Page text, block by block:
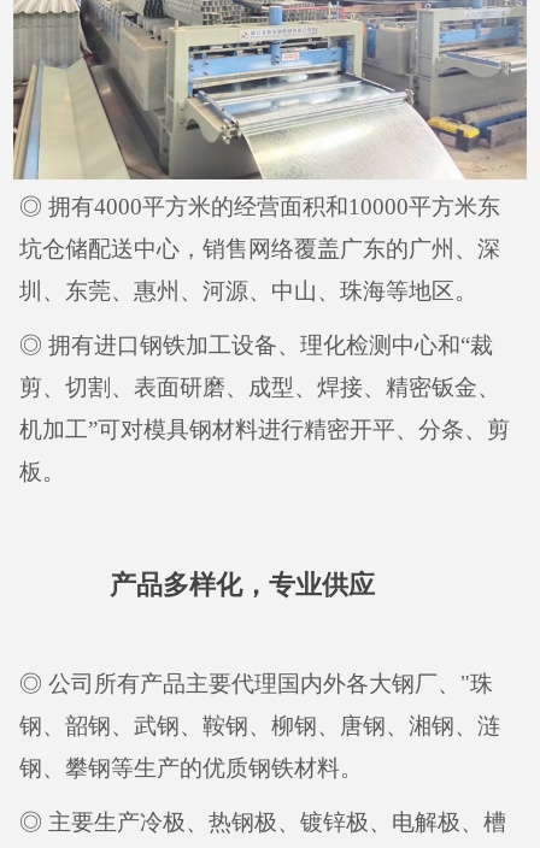
◎ 拥有4000平方米的经营面积和10000平方米东
坑仓储配送中心，销售网络覆盖广东的广州、深
圳、东莞、惠州、河源、中山、珠海等地区。
◎ 拥有进口钢铁加工设备、理化检测中心和“裁
剪、切割、表面研磨、成型、焊接、精密钣金、
机加工”可对模具钢材料进行精密开平、分条、剪
板。
产品多样化，专业供应
◎ 公司所有产品主要代理国内外各大钢厂、"珠
钢、韶钢、武钢、鞍钢、柳钢、唐钢、湘钢、涟
钢、攀钢等生产的优质钢铁材料。
◎ 主要生产冷极、热钢极、镀锌极、电解极、槽